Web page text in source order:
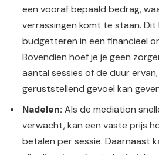
een vooraf bepaald bedrag,
verrassingen komt te staan. Dit
budgetteren in een financieel
Bovendien hoef je je geen
aantal sessies of de duur
geruststellend gevoel kan
Nadelen: Als de mediation
verwacht, kan een vaste prijs
betalen per sessie. Daarnaast